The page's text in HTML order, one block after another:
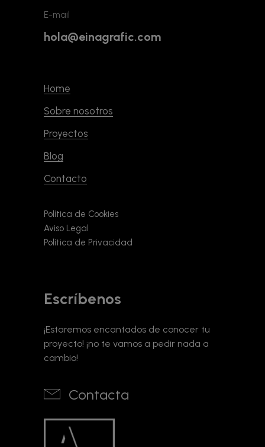
E-mail
hola@einagrafic.com
Home
Sobre nosotros
Proyectos
Blog
Contacto
Política de Cookies
Aviso Legal
Política de Privacidad
Escríbenos
¡Estaremos encantados de conocer tu
proyecto! ¡no te vamos a pedir nada a
cambio!
Contacta